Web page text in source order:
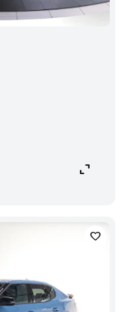
expand_content
favorite